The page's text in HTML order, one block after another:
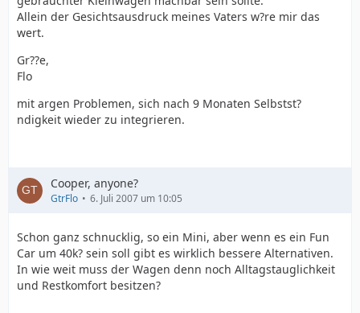
Allein der Gesichtsausdruck meines Vaters w?re mir das
wert.
Gr??e,
Flo
mit argen Problemen, sich nach 9 Monaten Selbstst?
ndigkeit wieder zu integrieren.
Cooper, anyone?
GtrFlo 6. Juli 2007 um 10:05
Schon ganz schnucklig, so ein Mini, aber wenn es ein Fun
Car um 40k? sein soll gibt es wirklich bessere Alternativen.
In wie weit muss der Wagen denn noch Alltagstauglichkeit
und Restkomfort besitzen?